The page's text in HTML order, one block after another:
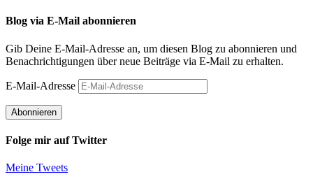
Blog via E-Mail abonnieren
Gib Deine E-Mail-Adresse an, um diesen Blog zu abonnieren und
Benachrichtigungen über neue Beiträge via E-Mail zu erhalten.
E-Mail-Adresse
Abonnieren
Folge mir auf Twitter
Meine Tweets